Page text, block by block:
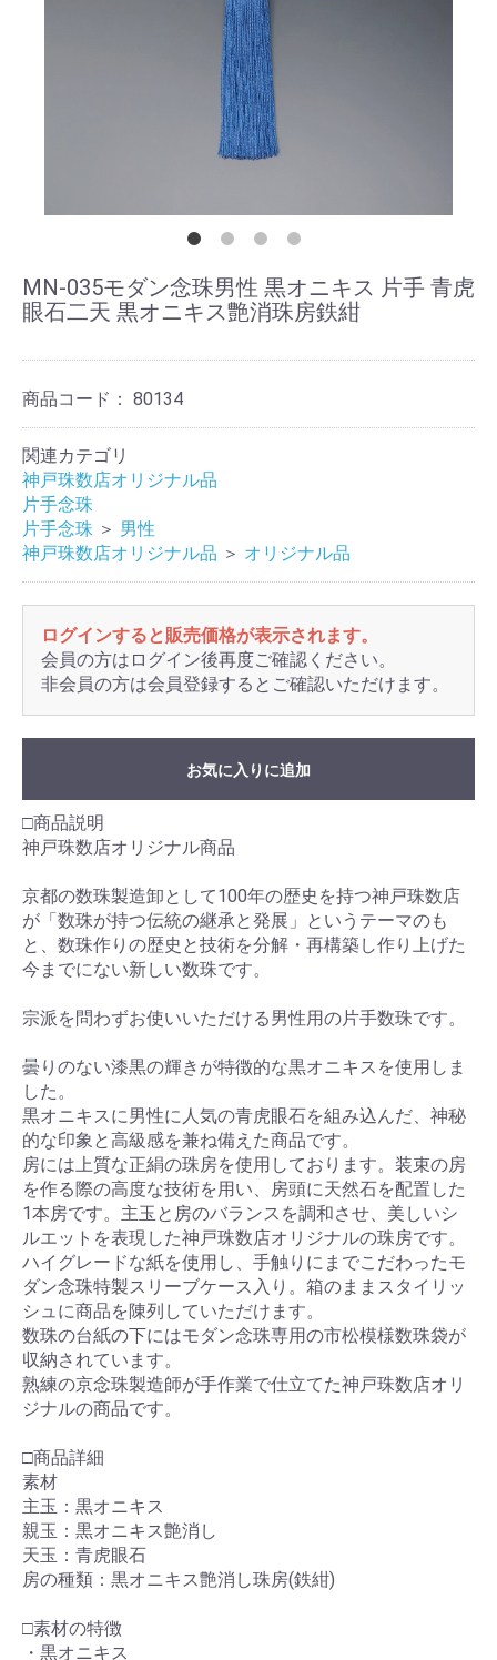
MN-035モダン念珠男性 黒オニキス 片手 青虎
眼石二天 黒オニキス艶消珠房鉄紺
商品コード： 80134
関連カテゴリ
神戸珠数店オリジナル品
片手念珠
片手念珠 ＞ 男性
神戸珠数店オリジナル品 ＞ オリジナル品
ログインすると販売価格が表示されます。
会員の方はログイン後再度ご確認ください。
非会員の方は会員登録するとご確認いただけます。
お気に入りに追加
□商品説明
神戸珠数店オリジナル商品
京都の数珠製造卸として100年の歴史を持つ神戸珠数店
が「数珠が持つ伝統の継承と発展」というテーマのも
と、数珠作りの歴史と技術を分解・再構築し作り上げた
今までにない新しい数珠です。
宗派を問わずお使いいただける男性用の片手数珠です。
曇りのない漆黒の輝きが特徴的な黒オニキスを使用しま
した。
黒オニキスに男性に人気の青虎眼石を組み込んだ、神秘
的な印象と高級感を兼ね備えた商品です。
房には上質な正絹の珠房を使用しております。装束の房
を作る際の高度な技術を用い、房頭に天然石を配置した
1本房です。主玉と房のバランスを調和させ、美しいシ
ルエットを表現した神戸珠数店オリジナルの珠房です。
ハイグレードな紙を使用し、手触りにまでこだわったモ
ダン念珠特製スリーブケース入り。箱のままスタイリッ
シュに商品を陳列していただけます。
数珠の台紙の下にはモダン念珠専用の市松模様数珠袋が
収納されています。
熟練の京念珠製造師が手作業で仕立てた神戸珠数店オリ
ジナルの商品です。
□商品詳細
素材
主玉：黒オニキス
親玉：黒オニキス艶消し
天玉：青虎眼石
房の種類：黒オニキス艶消し珠房(鉄紺)
□素材の特徴
・黒オニキス